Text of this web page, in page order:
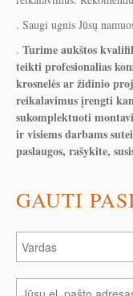
. Saugi ugnis Jūsų
. Turime aukštos
teikti profesionalias
krosnelės ar židinio
reikalavimus įrengti
sukomplektuoti
ir visiems darbams
paslaugos, rašykite,
GAUTI